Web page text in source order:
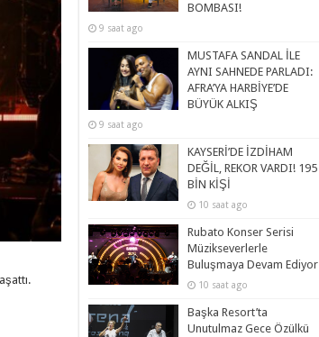
BOMBASI!
9 saat ago
MUSTAFA SANDAL İLE
AYNI SAHNEDE PARLADI:
AFRA’YA HARBİYE’DE
BÜYÜK ALKIŞ
9 saat ago
KAYSERİ’DE İZDİHAM
DEĞİL, REKOR VARDI! 195
BİN KİŞİ
10 saat ago
Rubato Konser Serisi
Müzikseverlerle
Buluşmaya Devam Ediyor
10 saat ago
Başka Resort’ta
Unutulmaz Gece Özülkü